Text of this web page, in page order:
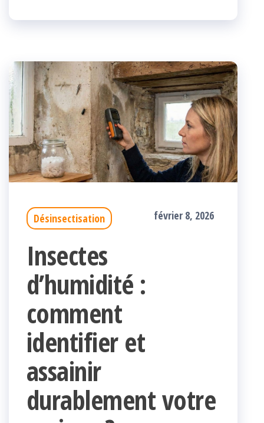
Désinsectisation février 8, 2026
Insectes
d’humidité :
comment
identifier et
assainir
durablement votre